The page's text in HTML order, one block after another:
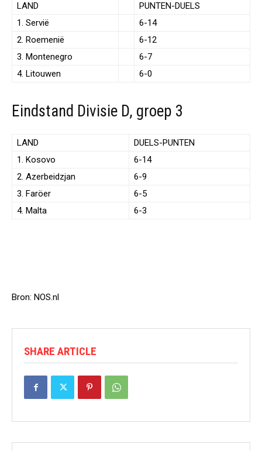
LAND
PUNTEN-DUELS
1. Servië
6-14
2. Roemenië
6-12
3. Montenegro
6-7
4. Litouwen
6-0
Eindstand Divisie D, groep 3
LAND
DUELS-PUNTEN
1. Kosovo
6-14
2. Azerbeidzjan
6-9
3. Faröer
6-5
4. Malta
6-3
Bron: NOS.nl
SHARE ARTICLE